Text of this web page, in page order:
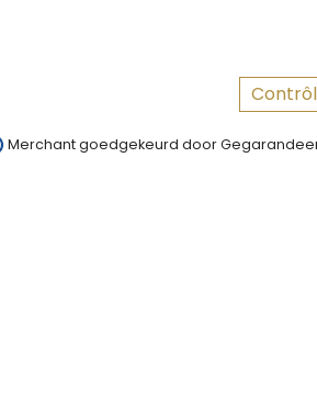
Merchant goedgekeurd door